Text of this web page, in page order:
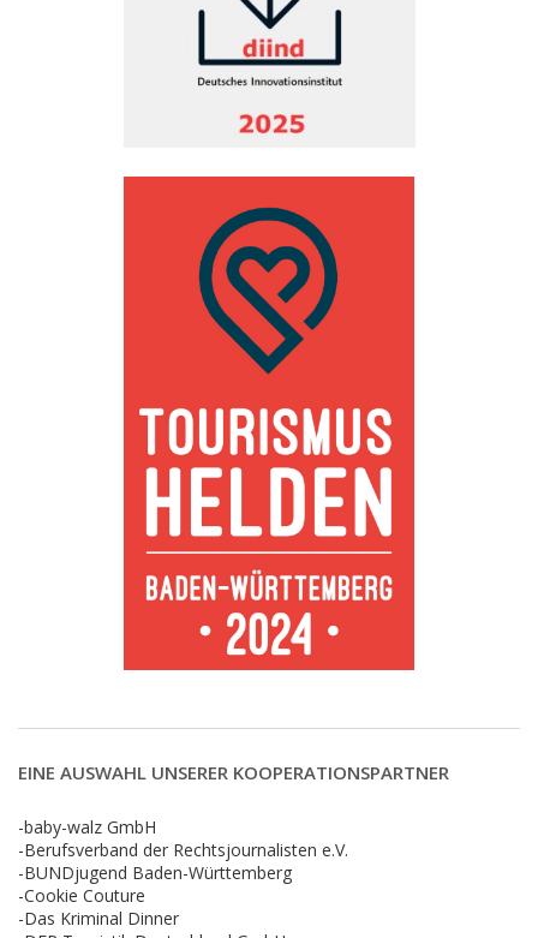
EINE AUSWAHL UNSERER KOOPERATIONSPARTNER
-baby-walz GmbH
-Berufsverband der Rechtsjournalisten e.V.
-BUNDjugend Baden-Württemberg
-Cookie Couture
-Das Kriminal Dinner